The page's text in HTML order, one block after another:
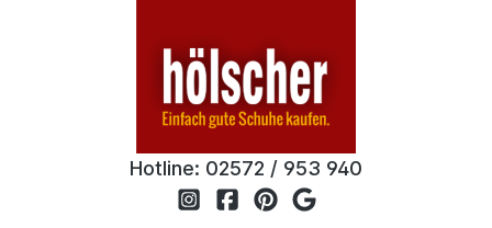
Hotline: 02572 / 953 940